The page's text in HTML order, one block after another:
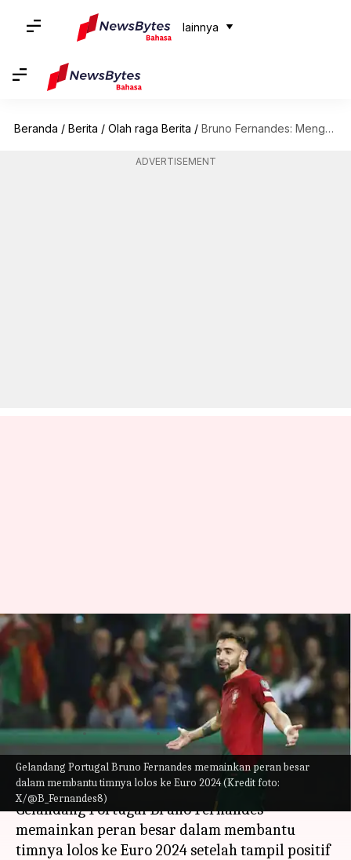
lainnya
Beranda / Berita / Olah raga Berita / Bruno Fernandes: Menguraikan statistik Kualifikasi UEFA Euro 2024 miliknya
ADVERTISEMENT
Gelandang Portugal Bruno Fernandes memainkan peran besar
dalam membantu timnya lolos ke Euro 2024 (Kredit foto:
X/@B_Fernandes8)
Bruno Fernandes:
Menguraikan statistik
Kualifikasi UEFA Euro 2024
miliknya
menulis Bob Nov 24, 2023 10:40 am
Apa ceritanya
Gelandang Portugal Bruno Fernandes
memainkan peran besar dalam membantu
timnya lolos ke Euro 2024 setelah tampil positif